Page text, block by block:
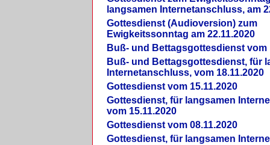
langsamen Internetanschluss, am
Gottesdienst (Audioversion) zum
Ewigkeitssonntag am 22.11.2020
Buß- und Bettagsgottesdienst vom
Buß- und Bettagsgottesdienst, für
Internetanschluss, vom 18.11.2020
Gottesdienst vom 15.11.2020
Gottesdienst, für langsamen
vom 15.11.2020
Gottesdienst vom 08.11.2020
Gottesdienst, für langsamen